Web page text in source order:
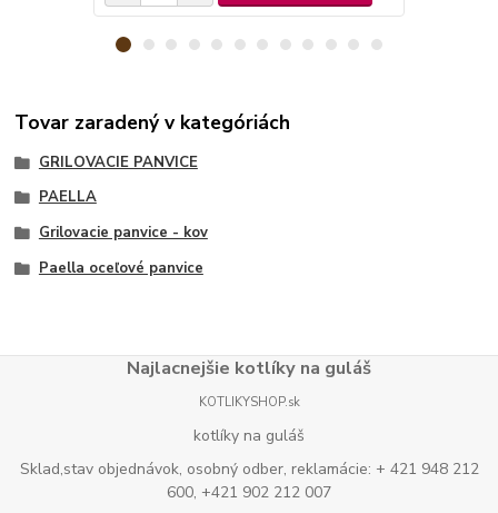
Tovar zaradený v kategóriách
GRILOVACIE PANVICE
PAELLA
Grilovacie panvice - kov
Paella oceľové panvice
Najlacnejšie kotlíky na guláš
KOTLIKYSHOP.sk
kotlíky na guláš
Sklad,stav objednávok, osobný odber, reklamácie: + 421 948 212
600, +421 902 212 007